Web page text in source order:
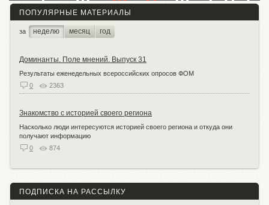
ПОПУЛЯРНЫЕ МАТЕРИАЛЫ
за неделю месяц год
Доминанты. Поле мнений. Выпуск 31
Результаты еженедельных всероссийских опросов ФОМ
0
2363
Знакомство с историей своего региона
Насколько люди интересуются историей своего региона и откуда они
получают информацию
0
874
ПОДПИСКА НА РАССЫЛКУ